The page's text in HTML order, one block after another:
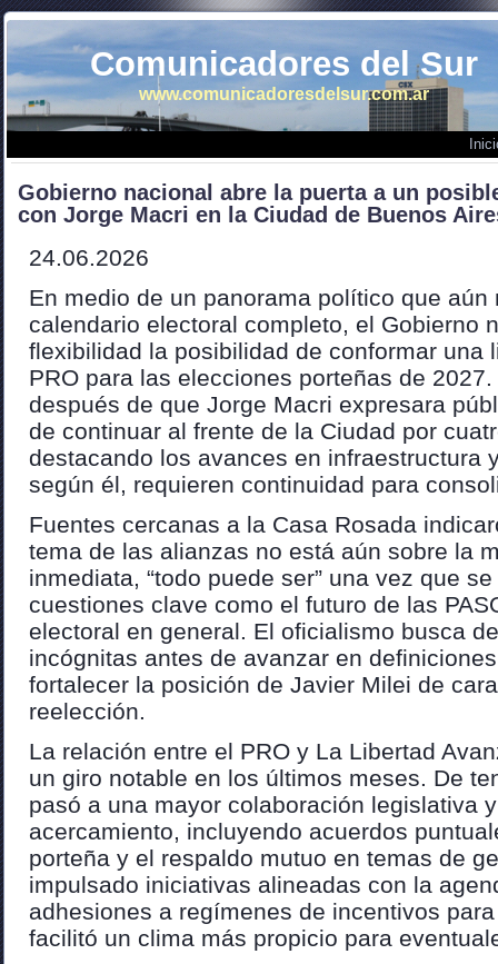
Comunicadores del Sur
www.comunicadoresdelsur.com.ar
Gobierno nacional abre la puerta a un
con Jorge Macri en la Ciudad de Buenos
24.06.2026
En medio de un panorama político que aún
calendario electoral completo, el Gobierno
flexibilidad la posibilidad de conformar una
PRO para las elecciones porteñas de
después de que Jorge Macri expresara
de continuar al frente de la Ciudad por
destacando los avances en infraestructura
según él, requieren continuidad para
Fuentes cercanas a la Casa Rosada
tema de las alianzas no está aún sobre la
inmediata, “todo puede ser” una vez que
cuestiones clave como el futuro de las
electoral en general. El oficialismo busca
incógnitas antes de avanzar en
fortalecer la posición de Javier Milei de
reelección.
La relación entre el PRO y La Libertad
un giro notable en los últimos meses. De
pasó a una mayor colaboración legislativa
acercamiento, incluyendo acuerdos
porteña y el respaldo mutuo en temas de
impulsado iniciativas alineadas con la
adhesiones a regímenes de incentivos
facilitó un clima más propicio para